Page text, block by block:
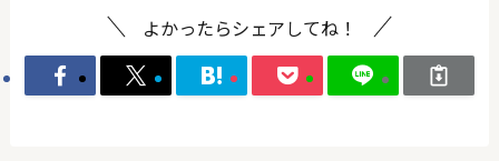
よかったらシェアしてね！